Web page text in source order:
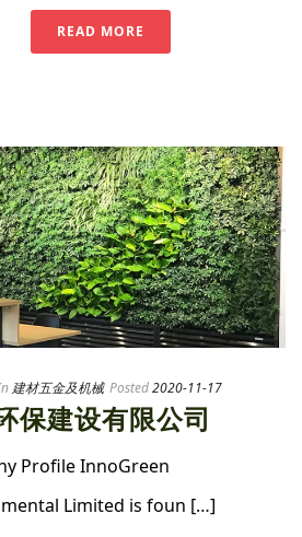
READ MORE
建材五金及机械 Posted2020-11-17
保建设有限公司
Profile InnoGreen
Limited is foun […]